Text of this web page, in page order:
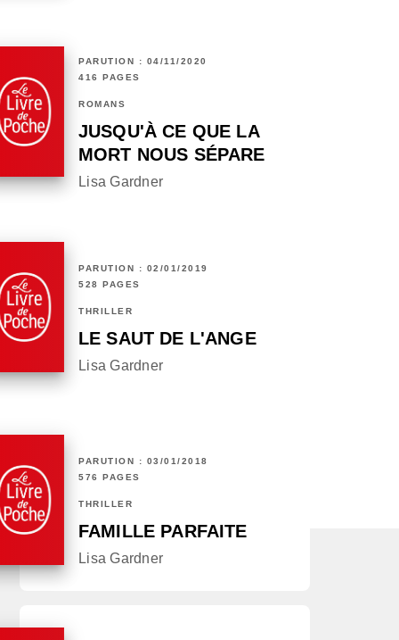
PARUTION : 04/11/2020
416 PAGES
ROMANS
JUSQU'À CE QUE LA
MORT NOUS SÉPARE
Lisa Gardner
PARUTION : 02/01/2019
528 PAGES
THRILLER
LE SAUT DE L'ANGE
Lisa Gardner
PARUTION : 03/01/2018
576 PAGES
THRILLER
FAMILLE PARFAITE
Lisa Gardner